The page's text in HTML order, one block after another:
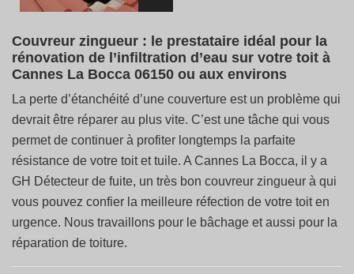
Couvreur zingueur : le prestataire idéal pour la
rénovation de l’infiltration d’eau sur votre toit à
Cannes La Bocca 06150 ou aux environs
La perte d’étanchéité d’une couverture est un problème qui
devrait être réparer au plus vite. C’est une tâche qui vous
permet de continuer à profiter longtemps la parfaite
résistance de votre toit et tuile. A Cannes La Bocca, il y a
GH Détecteur de fuite, un très bon couvreur zingueur à qui
vous pouvez confier la meilleure réfection de votre toit en
urgence. Nous travaillons pour le bâchage et aussi pour la
réparation de toiture.